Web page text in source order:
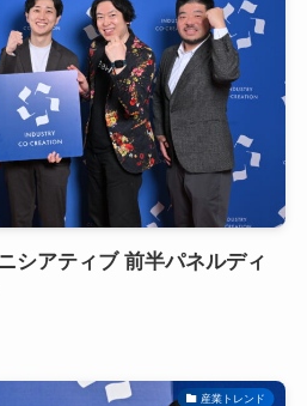
シアティブ 前半パネルディ
産業トレンド